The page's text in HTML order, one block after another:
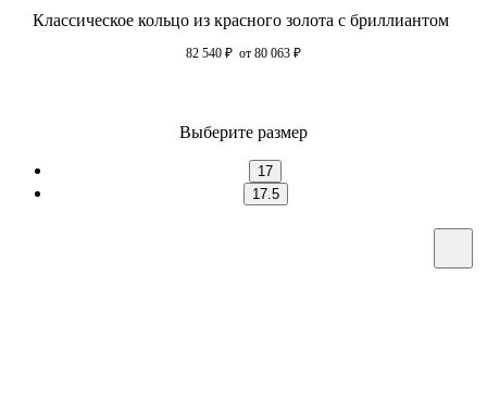
Классическое кольцо из красного золота с бриллиантом
82 540 ₽ от 80 063 ₽
Выберите размер
17
17.5